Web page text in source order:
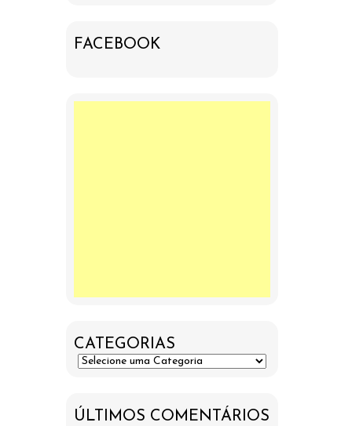
FACEBOOK
CATEGORIAS
ÚLTIMOS COMENTÁRIOS